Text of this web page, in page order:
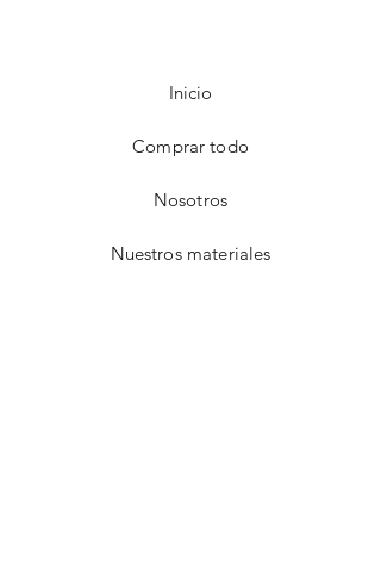
Inicio
Comprar todo
Nosotros
Nuestros materiales